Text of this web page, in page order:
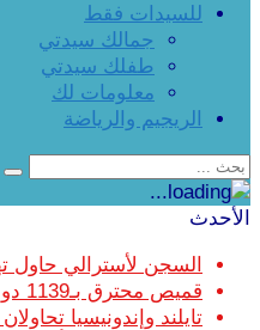
للسيدات فقط
جمالك سيدتي
طفلك سيدتي
معلومات لك
الريجيم والرياضة
الأحدث
السجن لأسترالي
قميص محترق بـ1139 دولارا.. هل تفقد الموضة عقلها؟
تايلند وإندونيسيا